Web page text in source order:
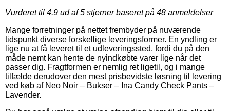
Vurderet til 4.9 ud af 5 stjerner baseret på 48 anmeldelser
Mange forretninger på nettet frembyder på nuværende
tidspunkt diverse forskellige leveringsformer. En yndling er
lige nu at få leveret til et udleveringssted, fordi du på den
måde nemt kan hente de nyindkøbte varer lige når det
passer dig. Fragtformen er nemlig ret ligetil, og i mange
tilfælde derudover den mest prisbevidste løsning til levering
ved køb af Neo Noir – Bukser – Ina Candy Check Pants –
Lavender.